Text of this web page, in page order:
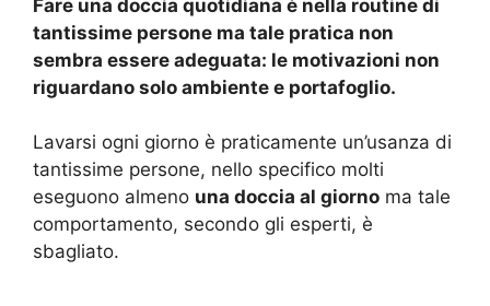
Fare una doccia quotidiana è nella routine di
tantissime persone ma tale pratica non
sembra essere adeguata: le motivazioni non
riguardano solo ambiente e portafoglio.
Lavarsi ogni giorno è praticamente un’usanza di
tantissime persone, nello specifico molti
eseguono almeno una doccia al giorno ma tale
comportamento, secondo gli esperti, è
sbagliato.